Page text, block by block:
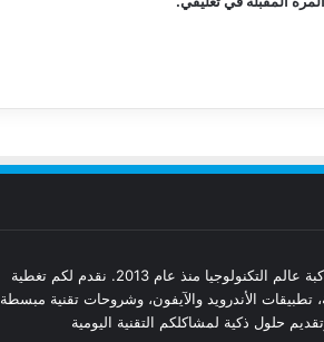
مدونة تقنيات: وجهتكم الأولى لمواكبة عالم التكنولوجيا منذ عام 2013. نقدم لكم تغطية
تطبيقات الأندرويد والآيفون، وشروحات تقنية مبسطة
حلول ذكية لمشاكلكم التقنية اليومية